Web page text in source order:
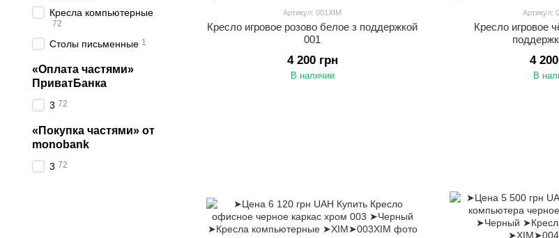
Артикул: 001XIM
Кресло игровое розово белое з поддержкой
001
4 200 грн
В наличии
Артикул:
Кресло игровое
4
В
Кресла компьютерные
72
Столы письменные 1
«Оплата частями»
ПриватБанка
3 72
«Покупка частями» от
monobank
3 72